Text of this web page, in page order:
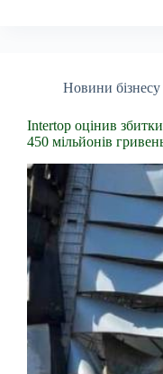
Новини бізнесу
Intertop оцінив
450 мільйонів